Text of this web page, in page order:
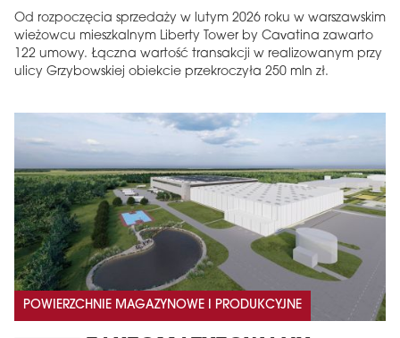
Od rozpoczęcia sprzedaży w lutym 2026 roku w warszawskim
wieżowcu mieszkalnym Liberty Tower by Cavatina zawarto
122 umowy. Łączna wartość transakcji w realizowanym przy
ulicy Grzybowskiej obiekcie przekroczyła 250 mln zł.
POWIERZCHNIE MAGAZYNOWE I PRODUKCYJNE